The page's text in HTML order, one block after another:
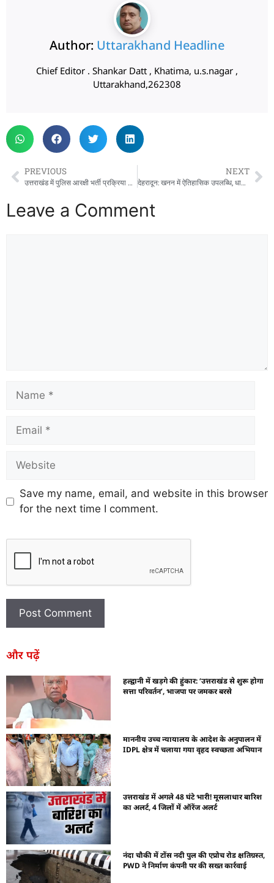
Author: Uttarakhand Headline
Chief Editor . Shankar Datt , Khatima, u.s.nagar ,
Uttarakhand,262308
PREVIOUS
उत्तराखंड में पुलिस आरक्षी भर्ती प्रक्रिया शुरू:हाईकोर्ट से रोक हटने के बाद UKSSSC ने जारी की संशोधित आंसर की
NEXT
देहरादून: खनन में ऐतिहासिक उपलब्धि, धामी सरकार को देश में दूसरा स्थान, केंद्र ने जारी की 200 करोड़ की प्रोत्साहन राशि, फेक नैरेटिव गढ़ने वालों को दिखा आइना
Leave a Comment
Save my name, email, and website in this browser
for the next time I comment.
और पढ़ें
हल्द्वानी में खड़गे की हुंकार: ‘उत्तराखंड से शुरू होगा
सत्ता परिवर्तन’, भाजपा पर जमकर बरसे
माननीय उच्च न्यायालय के आदेश के अनुपालन में
IDPL क्षेत्र में चलाया गया वृहद स्वच्छता अभियान
उत्तराखंड में अगले 48 घंटे भारी! मूसलाधार बारिश
का अलर्ट, 4 जिलों में ऑरेंज अलर्ट
नंदा चौकी में टोंस नदी पुल की एप्रोच रोड क्षतिग्रस्त,
PWD ने निर्माण कंपनी पर की सख्त कार्रवाई